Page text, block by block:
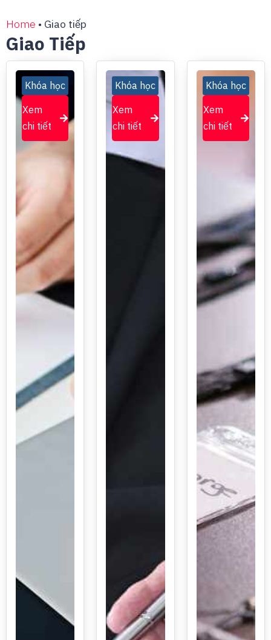
Home • Giao tiếp
Giao Tiếp
Khóa học
Xem
chi tiết
Khóa học
Xem
chi tiết
Khóa học
Xem
chi tiết